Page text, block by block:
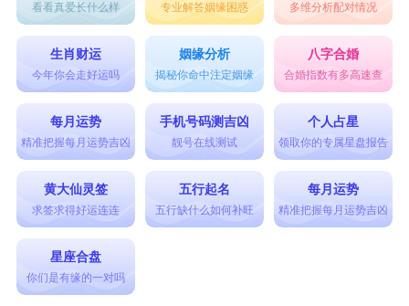
看看真爱长什么样 专业解答姻缘困惑 多维分析配对情况
生肖财运
今年你会走好运吗
姻缘分析
揭秘你命中注定姻缘
八字合婚
合婚指数有多高速查
每月运势
精准把握每月运势吉凶
手机号码测吉凶
靓号在线测试
个人占星
领取你的专属星盘报告
黄大仙灵签
求签求得好运连连
五行起名
五行缺什么如何补旺
每月运势
精准把握每月运势吉凶
星座合盘
你们是有缘的一对吗